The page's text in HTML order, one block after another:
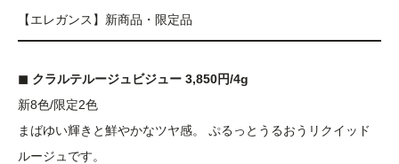
【エレガンス】新商品・限定品
◼︎ クラルテルージュビジュー 3,850円/4g
新8色/限定2色
まばゆい輝きと鮮やかなツヤ感。 ぷるっとうるおうリクイッド
ルージュです。